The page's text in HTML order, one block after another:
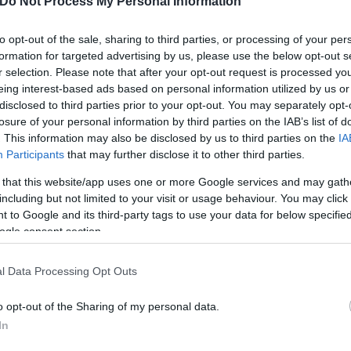
opt-out of the sale, sharing to third parties, or processing of your
for targeted advertising by us, please use the below opt-out
selection. Please note that after your opt-out request is processed
interest-based ads based on personal information utilized by us
to third parties prior to your opt-out. You may separately
of your personal information by third parties on the IAB’s list of
This information may also be disclosed by us to third parties on the
Participants that may further disclose it to other third parties.
that this website/app uses one or more Google services and may
but not limited to your visit or usage behaviour. You may
to Google and its third-party tags to use your data for below
consent section.
Data Processing Opt Outs
opt-out of the Sharing of my personal data.
η ομάδα: «Αυτό που λέω θα το πω και πάλι. Δεν
και θα προετοιμαστούμε για το
είναι μεγάλος. Ευχαριστώ τον κόσμο που